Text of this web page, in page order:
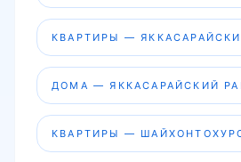
КВАРТИРЫ —
ДОМА — ЯККАСАРАЙСКИЙ
КВАРТИРЫ —